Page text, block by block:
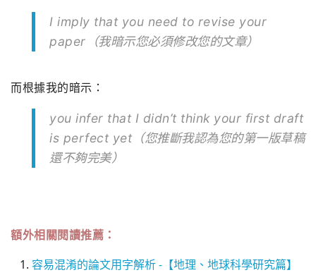
I imply that you need to revise your
paper（我暗示您必須修改您的文章）
而根據我的暗示：
you infer that I didn’t think your first draft
is perfect yet（您推斷我認為您的第一版草稿
還不夠完美）
額外相關閱讀推薦：
容易混淆的論文用字解析 -【地理、地球科學研究篇】